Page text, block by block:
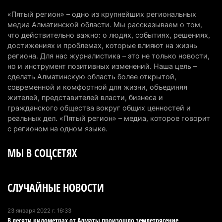
Казахстанские абитуриенты узнали, кто получил
образовательные гранты
7 августа 2026 г. 15:24 283
Онкопациентов в Алматинской области лечат в
морских контейнерах
7 августа 2026 г. 11:24
В Талгарском районе загорелись строительные
отходы: пожар охватил 300 квадратных метров
7 августа 2026 г. 09:52
увидеть долги своего дома в квитанциях за свет
«Пятый регион» – одно из крупнейших региональных
медиа Алматинской области. Мы рассказываем о том,
что действительно важно: о людях, событиях, решениях,
достижениях и проблемах, которые влияют на жизнь
региона. Для нас журналистика – это не только новости,
но и инструмент позитивных изменений. Наша цель –
сделать Алматинскую область более открытой,
современной и комфортной для жизни, объединяя
жителей, представителей власти, бизнеса и
гражданского общества вокруг общих ценностей и
реальных дел. «Пятый регион» – медиа, которое говорит
с регионом на одном языке.
МЫ В СОЦСЕТЯХ
СЛУЧАЙНЫЕ НОВОСТИ
23 января 2022 г. 16:33